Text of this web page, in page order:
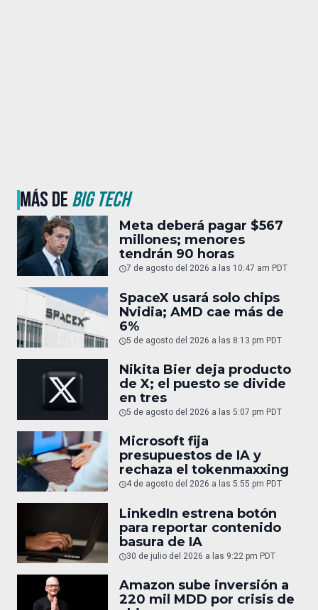
MÁS DEBIG TECH
Meta deberá pagar $567
millones; menores
tendrán 90 horas
7 de agosto del 2026 a las 10:47 am PDT
SpaceX usará solo chips
Nvidia; AMD cae más de
6%
5 de agosto del 2026 a las 8:13 pm PDT
Nikita Bier deja producto
de X; el puesto se divide
en tres
5 de agosto del 2026 a las 5:07 pm PDT
Microsoft fija
presupuestos de IA y
rechaza el tokenmaxxing
4 de agosto del 2026 a las 5:55 pm PDT
LinkedIn estrena botón
para reportar contenido
basura de IA
30 de julio del 2026 a las 9:22 pm PDT
Amazon sube inversión a
220 mil MDD por crisis de